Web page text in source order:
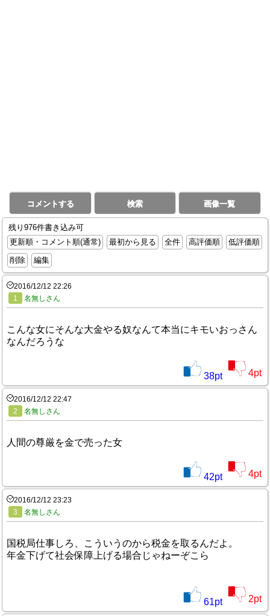
コメントする 検索 画像一覧
残り976件書き込み可
更新順・コメント順(通常)
最初から見る 全件 高評価順
低評価順
削除
編集
2016/12/12 22:26
1
名無しさん
こんな女にそんな大金やる奴なんて本当にキモいおっさん
なんだろうな
38pt 4pt
2016/12/12 22:47
2
名無しさん
人間の尊厳を金で売った女
42pt 4pt
2016/12/12 23:23
3
名無しさん
国税局仕事しろ、こういうのから税金を取るんだよ。
年金下げて社会保障上げる場合じゃねーぞこら
61pt 2pt